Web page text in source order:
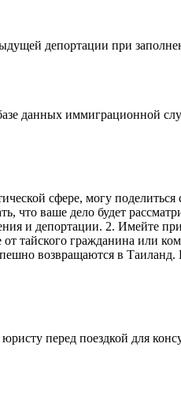
депортации при
данных иммиграционной
сфере, могу
ваше дело будет
и депортации. 2. Имейте
тайского гражданина или
возвращаются в
перед поездкой для